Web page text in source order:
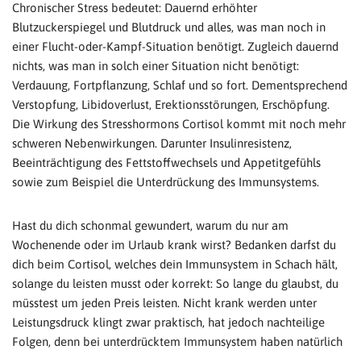
Chronischer Stress bedeutet: Dauernd erhöhter
Blutzuckerspiegel und Blutdruck und alles, was man noch in
einer Flucht-oder-Kampf-Situation benötigt. Zugleich dauernd
nichts, was man in solch einer Situation nicht benötigt:
Verdauung, Fortpflanzung, Schlaf und so fort. Dementsprechend
Verstopfung, Libidoverlust, Erektionsstörungen, Erschöpfung.
Die Wirkung des Stresshormons Cortisol kommt mit noch mehr
schweren Nebenwirkungen. Darunter Insulinresistenz,
Beeinträchtigung des Fettstoffwechsels und Appetitgefühls
sowie zum Beispiel die Unterdrückung des Immunsystems.
Hast du dich schonmal gewundert, warum du nur am
Wochenende oder im Urlaub krank wirst? Bedanken darfst du
dich beim Cortisol, welches dein Immunsystem in Schach hält,
solange du leisten musst oder korrekt: So lange du glaubst, du
müsstest um jeden Preis leisten. Nicht krank werden unter
Leistungsdruck klingt zwar praktisch, hat jedoch nachteilige
Folgen, denn bei unterdrücktem Immunsystem haben natürlich